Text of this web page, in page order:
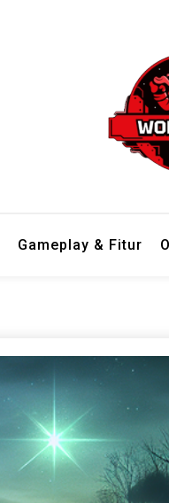
Gameplay & Fitur